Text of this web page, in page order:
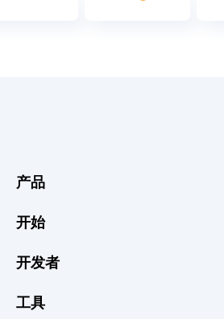
产品
边缘加速与安全
边缘函数
开始
价格中心
控制台
开发者
文档
工具